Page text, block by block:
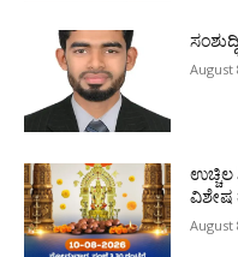
August
ಉಚ್ಚಿಲ
ವಿಶೇಷ
August